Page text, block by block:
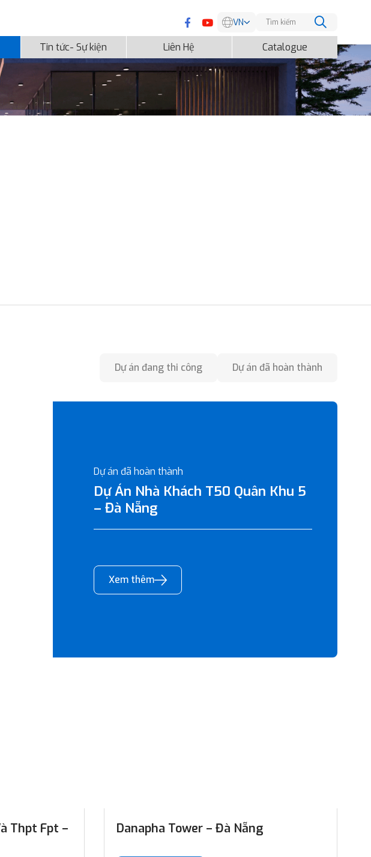
VN
Tin tức- Sự kiện Liên Hệ Catalogue
Dự án đang thi công Dự án đã hoàn thành
Dự án đã hoàn thành
Dự Án Nhà Khách T50 Quân Khu 5
– Đà Nẵng
Xem thêm
Thpt Fpt –
Danapha Tower – Đà Nẵng